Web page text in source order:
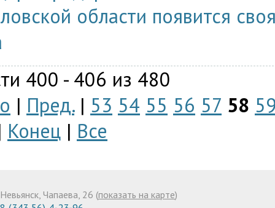
области появится
400 - 406 из 480
| Пред.| 53 54 55 56 57 58
Конец | Все
Невьянск, Чапаева, 26 (показать на карте)